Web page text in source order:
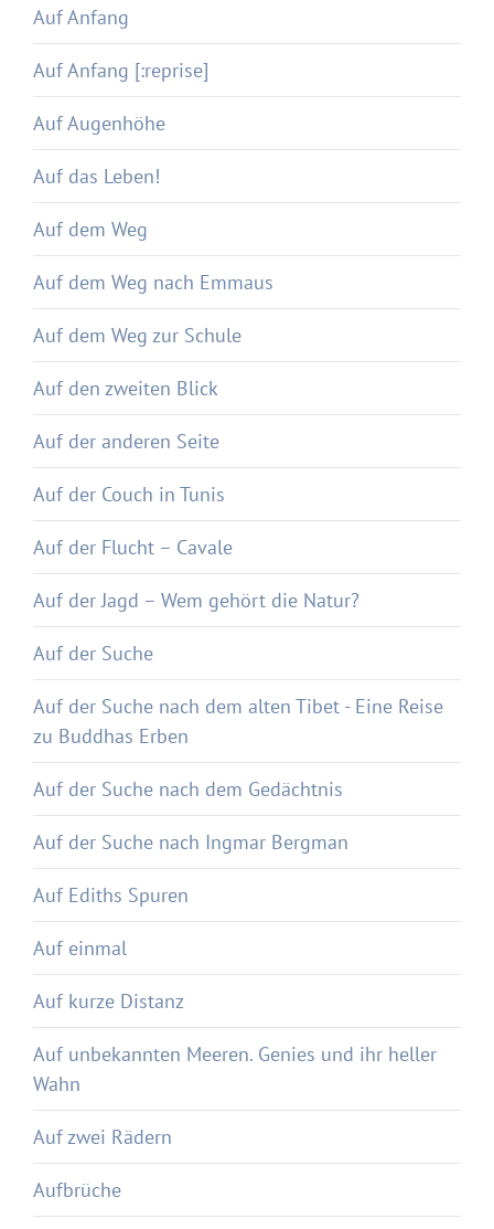
Auf Anfang
Auf Anfang [:reprise]
Auf Augenhöhe
Auf das Leben!
Auf dem Weg
Auf dem Weg nach Emmaus
Auf dem Weg zur Schule
Auf den zweiten Blick
Auf der anderen Seite
Auf der Couch in Tunis
Auf der Flucht – Cavale
Auf der Jagd – Wem gehört die Natur?
Auf der Suche
Auf der Suche nach dem alten Tibet - Eine Reise
zu Buddhas Erben
Auf der Suche nach dem Gedächtnis
Auf der Suche nach Ingmar Bergman
Auf Ediths Spuren
Auf einmal
Auf kurze Distanz
Auf unbekannten Meeren. Genies und ihr heller
Wahn
Auf zwei Rädern
Aufbrüche